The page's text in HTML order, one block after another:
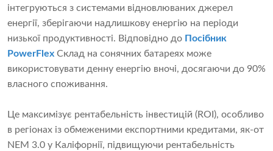
інтегруються з системами відновлюваних джерел
енергії, зберігаючи надлишкову енергію на періоди
низької продуктивності. Відповідно до Посібник
PowerFlex Склад на сонячних батареях може
використовувати денну енергію вночі, досягаючи до 90%
власного споживання.
Це максимізує рентабельність інвестицій (ROI), особливо
в регіонах із обмеженими експортними кредитами, як-от
NEM 3.0 у Каліфорнії, підвищуючи рентабельність